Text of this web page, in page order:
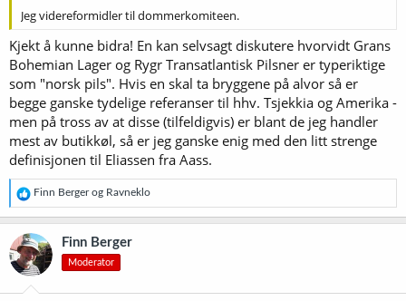
Jeg videreformidler til dommerkomiteen.
Kjekt å kunne bidra! En kan selvsagt diskutere hvorvidt Grans
Bohemian Lager og Rygr Transatlantisk Pilsner er typeriktige
som "norsk pils". Hvis en skal ta bryggene på alvor så er
begge ganske tydelige referanser til hhv. Tsjekkia og Amerika -
men på tross av at disse (tilfeldigvis) er blant de jeg handler
mest av butikkøl, så er jeg ganske enig med den litt strenge
definisjonen til Eliassen fra Aass.
R
e
a
k
s
j
o
Finn Bergerog Ravneklo
Finn Berger
Moderator